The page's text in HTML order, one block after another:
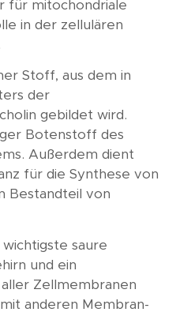
für mitochondriale
in der zellulären
Stoff, aus dem in
der
gebildet wird.
Botenstoff des
Außerdem dient
für die Synthese von
Bestandteil von
wichtigste saure
und ein
Zellmembranen
anderen Membran-